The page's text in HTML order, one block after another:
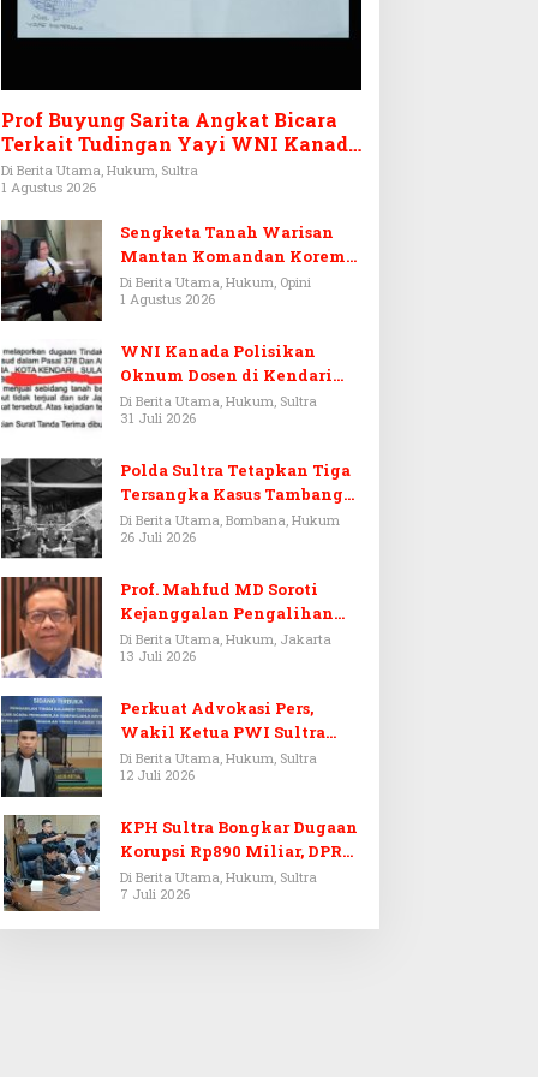
Prof Buyung Sarita Angkat Bicara
Terkait Tudingan Yayi WNI Kanada
Ditagih Utang Rp3,6 Miliar
Di Berita Utama, Hukum, Sultra
1 Agustus 2026
Sengketa Tanah Warisan
Mantan Komandan Korem
143/HO, Ketika Warisan
Menjadi Arena Pemerasan
Di Berita Utama, Hukum, Opini
1 Agustus 2026
WNI Kanada Polisikan
Oknum Dosen di Kendari
Terkait Aset Puluhan Miliar
Di Berita Utama, Hukum, Sultra
31 Juli 2026
Polda Sultra Tetapkan Tiga
Tersangka Kasus Tambang
Emas Ilegal di Bombana
Di Berita Utama, Bombana, Hukum
26 Juli 2026
Prof. Mahfud MD Soroti
Kejanggalan Pengalihan
Penyelidikan Tersangka
Febrie Adriansyah
Di Berita Utama, Hukum, Jakarta
13 Juli 2026
Perkuat Advokasi Pers,
Wakil Ketua PWI Sultra
Resmi Dilantik Menjadi
Advokat PERADI
Di Berita Utama, Hukum, Sultra
12 Juli 2026
KPH Sultra Bongkar Dugaan
Korupsi Rp890 Miliar, DPRD
Sultra Gelar RDP
Di Berita Utama, Hukum, Sultra
7 Juli 2026